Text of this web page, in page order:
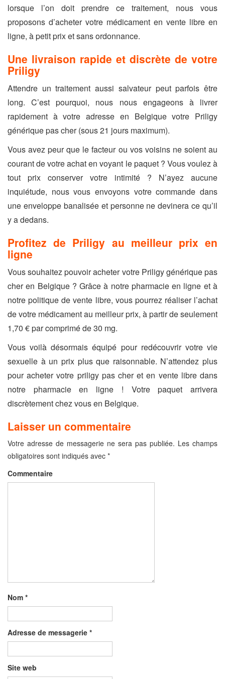
lorsque l’on doit prendre ce traitement, nous vous
proposons d’acheter votre médicament en vente libre en
ligne, à petit prix et sans ordonnance.
Une livraison rapide et discrète de votre
Priligy
Attendre un traitement aussi salvateur peut parfois être
long. C’est pourquoi, nous nous engageons à livrer
rapidement à votre adresse en Belgique votre Priligy
générique pas cher (sous 21 jours maximum).
Vous avez peur que le facteur ou vos voisins ne soient au
courant de votre achat en voyant le paquet ? Vous voulez à
tout prix conserver votre intimité ? N’ayez aucune
inquiétude, nous vous envoyons votre commande dans
une enveloppe banalisée et personne ne devinera ce qu’il
y a dedans.
Profitez de Priligy au meilleur prix en
ligne
Vous souhaitez pouvoir acheter votre Priligy générique pas
cher en Belgique ? Grâce à notre pharmacie en ligne et à
notre politique de vente libre, vous pourrez réaliser l’achat
de votre médicament au meilleur prix, à partir de seulement
1,70 € par comprimé de 30 mg.
Vous voilà désormais équipé pour redécouvrir votre vie
sexuelle à un prix plus que raisonnable. N’attendez plus
pour acheter votre priligy pas cher et en vente libre dans
notre pharmacie en ligne ! Votre paquet arrivera
discrètement chez vous en Belgique.
Laisser un commentaire
Votre adresse de messagerie ne sera pas publiée. Les champs
obligatoires sont indiqués avec *
Commentaire
Nom *
Adresse de messagerie *
Site web